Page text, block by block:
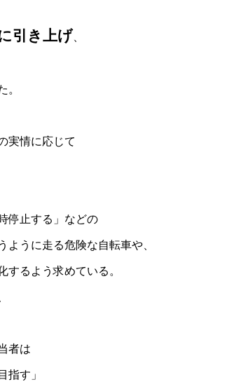
引き上げ
。
実情に応じて
停止する」などの
うに走る危険な自転車や、
るよう求めている。
者は
指す」